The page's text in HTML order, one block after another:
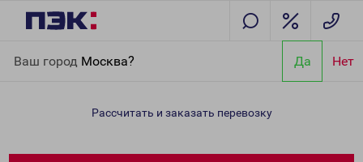
Ваш город Москва? Да Нет
Кемерово
Рассчитать и заказать перевозку